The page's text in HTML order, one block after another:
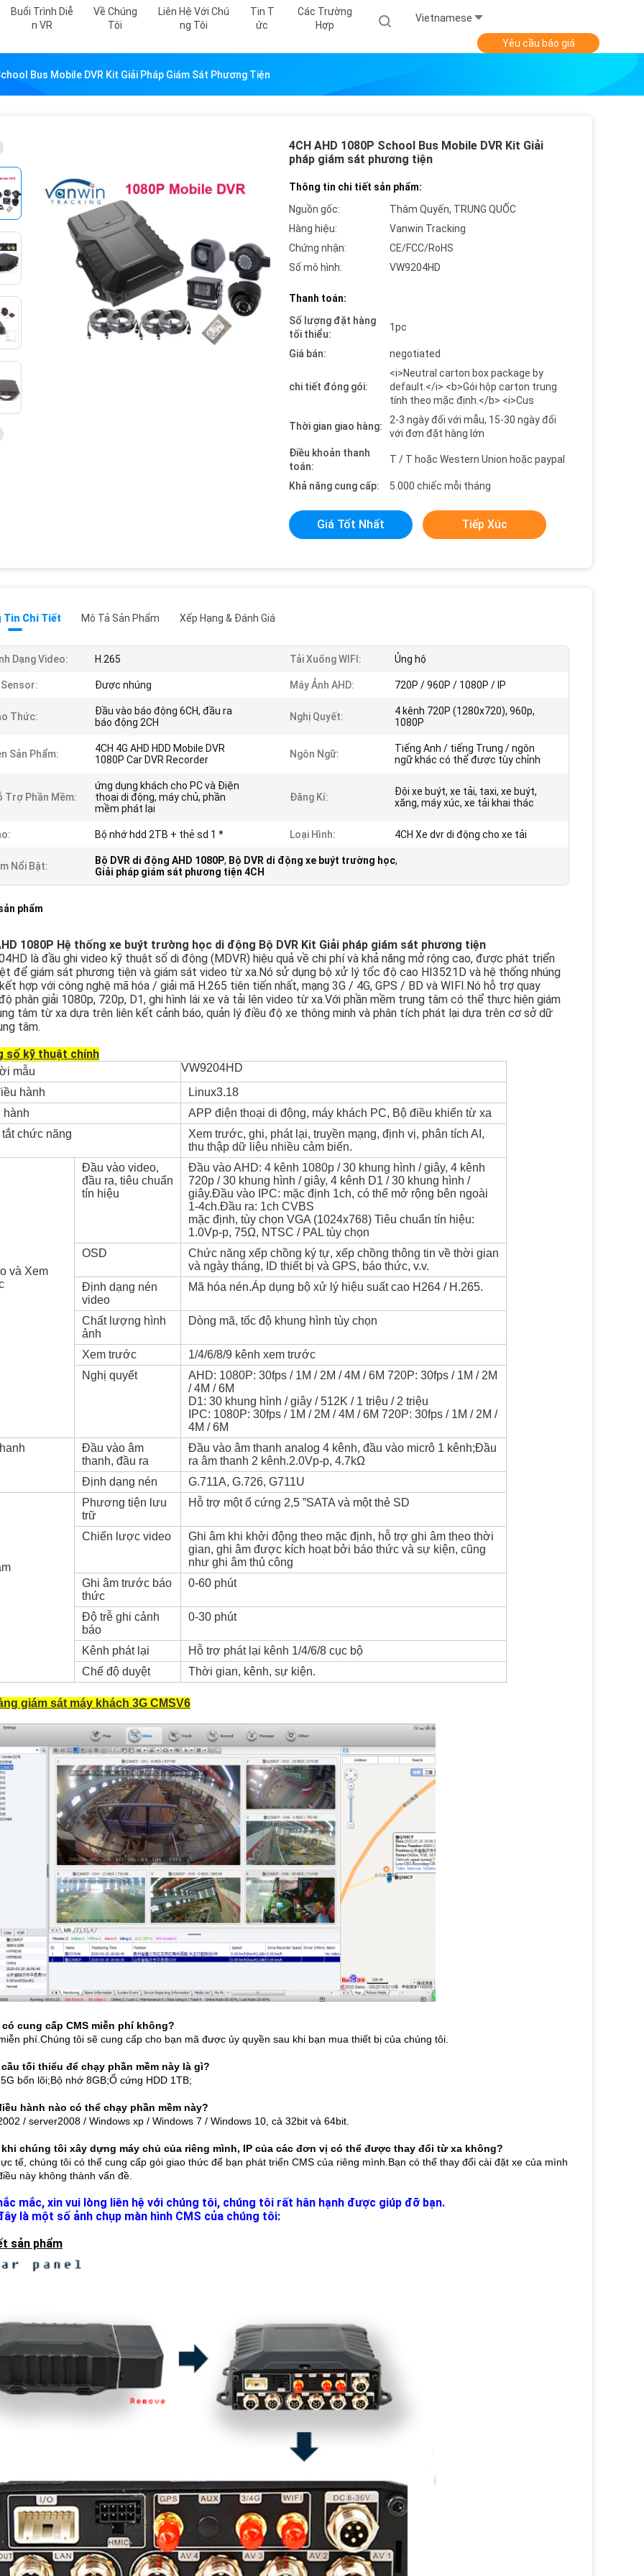
Buổi Trình Diễ
N VR
Về Chúng
Tôi
Liên Hệ Với Chú
Ng Tôi
Tin T
Ức
Các Trường
Hợp
Vietnamese
Yêu cầu báo giá
Bus Mobile DVR Kit Giải Pháp Giám Sát Phương Tiện
4CH AHD 1080P School Bus Mobile DVR Kit Giải
pháp giám sát phương tiện
Thông tin chi tiết sản phẩm:
Nguồn gốc:
Thâm Quyến, TRUNG QUỐC
Hàng hiệu:
Vanwin Tracking
Chứng nhận:
CE/FCC/RoHS
Số mô hình:
VW9204HD
Thanh toán:
Số lượng đặt hàng
tối thiểu:
1pc
Giá bán: negotiated
chi tiết đóng gói:
<i>Neutral carton box package by
default.</i> <b>Gói hộp carton trung
tính theo mặc định.</b> <i>Cus
Thời gian giao hàng:
2-3 ngày đối với mẫu, 15-30 ngày đối
với đơn đặt hàng lớn
Điều khoản thanh
toán:
T / T hoặc Western Union hoặc paypal
Khả năng cung cấp: 5.000 chiếc mỗi tháng
Giá Tốt Nhất Tiếp Xúc
Tin Chi Tiết Mô Tả Sản Phẩm Xếp Hạng & Đánh Giá
Dạng Video: H.265 Tải Xuống WIFI: Ủng hộ
Được nhúng Máy Ảnh AHD: 720P / 960P / 1080P / IP
Thức:
Đầu vào báo động 6CH, đầu ra
báo động 2CH
Nghị Quyết:
4 kênh 720P (1280x720), 960p,
1080P
Sản Phẩm:
4CH 4G AHD HDD Mobile DVR
1080P Car DVR Recorder
Ngôn Ngữ:
Tiếng Anh / tiếng Trung / ngôn
ngữ khác có thể được tùy chỉnh
Trợ Phần Mềm:
ứng dụng khách cho PC và Điện
thoại di động, máy chủ, phần
mềm phát lại
Đăng Kí:
Đội xe buýt, xe tải, taxi, xe buýt,
xăng, máy xúc, xe tải khai thác
Bộ nhớ hdd 2TB + thẻ sd 1 * Loại Hình: 4CH Xe dvr di động cho xe tải
Nổi Bật: Bộ DVR di động AHD 1080P, Bộ DVR di động xe buýt trường học,
Giải pháp giám sát phương tiện 4CH
phẩm
1080P Hệ thống xe buýt trường học di động Bộ DVR Kit Giải pháp giám sát phương tiện
là đầu ghi video kỹ thuật số di động (MDVR) hiệu quả về chi phí và khả năng mở rộng cao, được phát triển
để giám sát phương tiện và giám sát video từ xa.Nó sử dụng bộ xử lý tốc độ cao HI3521D và hệ thống nhúng
kết hợp với công nghệ mã hóa / giải mã H.265 tiên tiến nhất, mạng 3G / 4G, GPS / BD và WIFI.Nó hỗ trợ quay
phân giải 1080p, 720p, D1, ghi hình lái xe và tải lên video từ xa.Với phần mềm trung tâm có thể thực hiện giám
tâm từ xa dựa trên liên kết cảnh báo, quản lý điều độ xe thông minh và phân tích phát lại dựa trên cơ sở dữ
tâm.
số kỹ thuật chính
mẫu
VW9204HD
hành
Linux3.18
APP điện thoại di động, máy khách PC, Bộ điều khiển từ xa
chức năng
Xem trước, ghi, phát lại, truyền mạng, định vị, phân tích AI,
thu thập dữ liệu nhiều cảm biến.
và Xem
Đầu vào video,
đầu ra, tiêu chuẩn
tín hiệu
Đầu vào AHD: 4 kênh 1080p / 30 khung hình / giây, 4 kênh
720p / 30 khung hình / giây, 4 kênh D1 / 30 khung hình /
giây.Đầu vào IPC: mặc định 1ch, có thể mở rộng bên ngoài
1-4ch.Đầu ra: 1ch CVBS
mặc định, tùy chọn VGA (1024x768) Tiêu chuẩn tín hiệu:
1.0Vp-p, 75Ω, NTSC / PAL tùy chọn
OSD
Chức năng xếp chồng ký tự, xếp chồng thông tin về thời gian
và ngày tháng, ID thiết bị và GPS, báo thức, v.v.
Định dạng nén
video
Mã hóa nén.Áp dụng bộ xử lý hiệu suất cao H264 / H.265.
Chất lượng hình
ảnh
Dòng mã, tốc độ khung hình tùy chọn
Xem trước
1/4/6/8/9 kênh xem trước
Nghị quyết
AHD: 1080P: 30fps / 1M / 2M / 4M / 6M 720P: 30fps / 1M / 2M
/ 4M / 6M
D1: 30 khung hình / giây / 512K / 1 triệu / 2 triệu
IPC: 1080P: 30fps / 1M / 2M / 4M / 6M 720P: 30fps / 1M / 2M /
4M / 6M
Đầu vào âm
thanh, đầu ra
Đầu vào âm thanh analog 4 kênh, đầu vào micrô 1 kênh;Đầu
ra âm thanh 2 kênh.2.0Vp-p, 4.7kΩ
Định dạng nén
G.711A, G.726, G711U
Phương tiện lưu
trữ
Hỗ trợ một ổ cứng 2,5 ”SATA và một thẻ SD
Chiến lược video
Ghi âm khi khởi động theo mặc định, hỗ trợ ghi âm theo thời
gian, ghi âm được kích hoạt bởi báo thức và sự kiện, cũng
như ghi âm thủ công
Ghi âm trước báo
thức
0-60 phút
Độ trễ ghi cảnh
báo
0-30 phút
Kênh phát lại
Hỗ trợ phát lại kênh 1/4/6/8 cục bộ
Chế độ duyệt
Thời gian, kênh, sự kiện.
giám sát máy khách 3G CMSV6
có cung cấp CMS miễn phí không?
phí.Chúng tôi sẽ cung cấp cho bạn mã được ủy quyền sau khi bạn mua thiết bị của chúng tôi.
cầu tối thiểu để chạy phần mềm này là gì?
bốn lõi;Bộ nhớ 8GB;Ổ cứng HDD 1TB;
hành nào có thể chạy phần mềm này?
/ server2008 / Windows xp / Windows 7 / Windows 10, cả 32bit và 64bit.
khi chúng tôi xây dựng máy chủ của riêng mình, IP của các đơn vị có thể được thay đổi từ xa không?
tế, chúng tôi có thể cung cấp gói giao thức để bạn phát triển CMS của riêng mình.Bạn có thể thay đổi cài đặt xe của mình
này không thành vấn đề.
mắc, xin vui lòng liên hệ với chúng tôi, chúng tôi rất hân hạnh được giúp đỡ bạn.
là một số ảnh chụp màn hình CMS của chúng tôi:
sản phẩm